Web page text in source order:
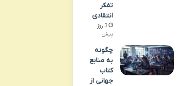
تفکر
انتقادی
3 روز
پیش
چگونه
به منابع
کتاب
جهانی از